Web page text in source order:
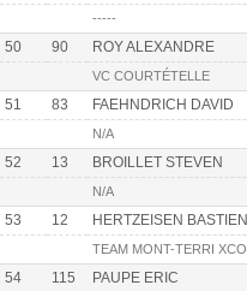
-----
50 90 ROY ALEXANDRE
VC COURTÉTELLE
51 83 FAEHNDRICH DAVID
N/A
52 13 BROILLET STEVEN
N/A
53 12 HERTZEISEN BASTIEN
TEAM MONT-TERRI XCO
54 115 PAUPE ERIC